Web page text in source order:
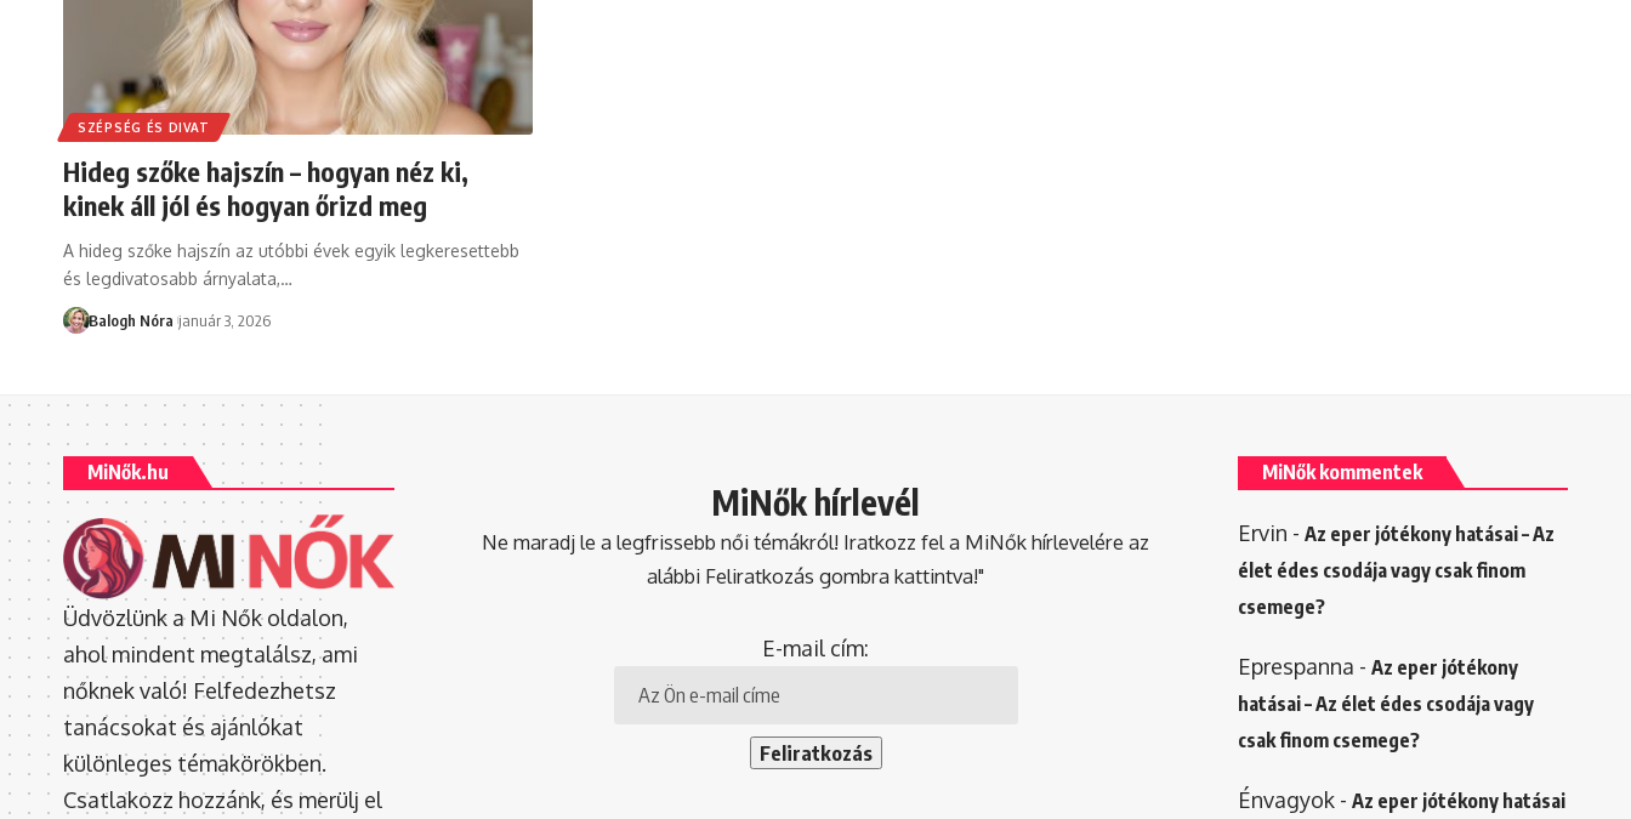
SZÉPSÉG ÉS DIVAT
Hideg szőke hajszín – hogyan néz ki,
kinek áll jól és hogyan őrizd meg
A hideg szőke hajszín az utóbbi évek egyik legkeresettebb
és legdivatosabb árnyalata,…
Balogh Nóra január 3, 2026
MiNők.hu
Üdvözlünk a Mi Nők oldalon,
ahol mindent megtalálsz, ami
nőknek való! Felfedezhetsz
tanácsokat és ajánlókat
különleges témakörökben.
Csatlakozz hozzánk, és merülj el
MiNők hírlevél
Ne maradj le a legfrissebb női témákról! Iratkozz fel a MiNők hírlevelére az
alábbi Feliratkozás gombra kattintva!"
E-mail cím:
MiNők kommentek
Ervin - Az eper jótékony hatásai – Az
élet édes csodája vagy csak finom
csemege?
Eprespanna - Az eper jótékony
hatásai – Az élet édes csodája vagy
csak finom csemege?
Énvagyok- Az eper jótékony hatásai